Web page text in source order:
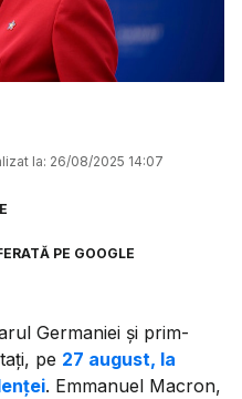
la: 26/08/2025 14:07
PE GOOGLE
Germaniei și prim-
pe 27 august, la
. Emmanuel Macron,